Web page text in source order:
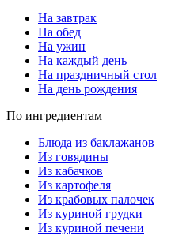
На завтрак
На обед
На ужин
На каждый день
На праздничный стол
На день рождения
По ингредиентам
Блюда из баклажанов
Из говядины
Из кабачков
Из картофеля
Из крабовых палочек
Из куриной грудки
Из куриной печени